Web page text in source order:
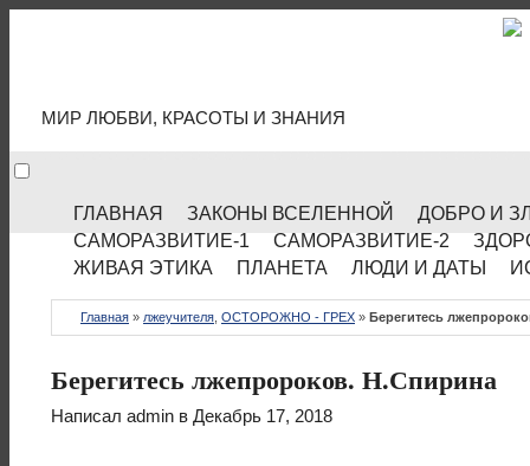
МИР ЛЮБВИ, КРАСОТЫ И ЗНАНИЯ
ГЛАВНАЯ ЗАКОНЫ ВСЕЛЕННОЙ
ДОБРО И
САМОРАЗВИТИЕ-1
САМОРАЗВИТИЕ-2
ЖИВАЯ ЭТИКА
ПЛАНЕТА ЛЮДИ И ДАТЫ
Главная » лжеучителя ОСТОРОЖНО - ГРЕХ » Берегитесь
Берегитесь лжепророков. Н.Спирина
Написал admin в Декабрь 17, 2018